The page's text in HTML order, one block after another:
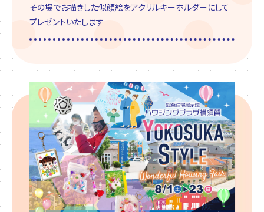
その場でお描きした似顔絵をアクリルキーホルダーにして
プレゼントいたします